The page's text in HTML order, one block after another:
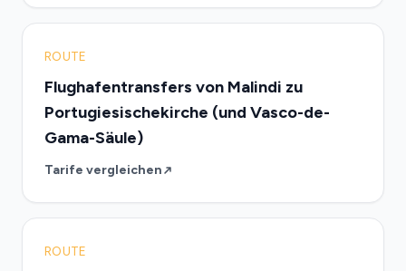
ROUTE
Flughafentransfers von Malindi zu
Portugiesischekirche (und Vasco-de-
Gama-Säule)
Tarife vergleichen
ROUTE